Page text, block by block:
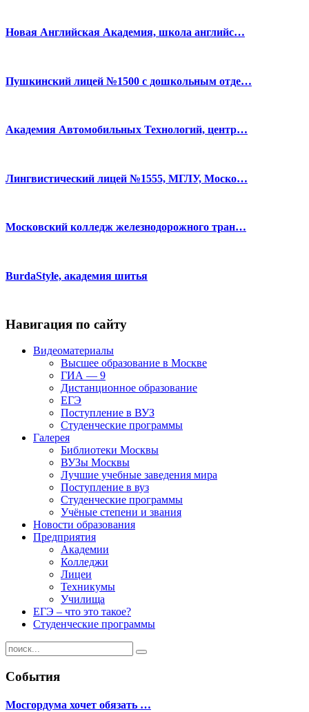
Новая Английская Академия, школа английс…
Пушкинский лицей №1500 с дошкольным отде…
Академия Автомобильных Технологий, центр…
Лингвистический лицей №1555, МГЛУ, Моско…
Московский колледж железнодорожного тран…
BurdaStyle, академия шитья
Навигация по сайту
Видеоматериалы
Высшее образование в Москве
ГИА — 9
Дистанционное образование
ЕГЭ
Поступление в ВУЗ
Студенческие программы
Галерея
Библиотеки Москвы
ВУЗы Москвы
Лучшие учебные заведения мира
Поступление в вуз
Студенческие программы
Учёные степени и звания
Новости образования
Предприятия
Академии
Колледжи
Лицеи
Техникумы
Училища
ЕГЭ – что это такое?
Студенческие программы
События
Мосгордума хочет обязать …